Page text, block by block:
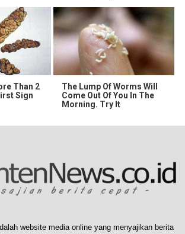
Than 2
Sign
The Lump Of Worms Will
Come Out Of You In The
Morning. Try It
website media online yang menyajikan berita